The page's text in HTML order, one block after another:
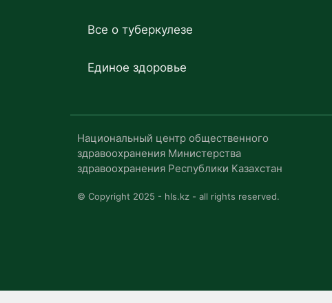
Все о туберкулезе
Единое здоровье
Национальный центр общественного
здравоохранения Министерства
здравоохранения Республики Казахстан
© Copyright 2025 - hls.kz - all rights reserved.